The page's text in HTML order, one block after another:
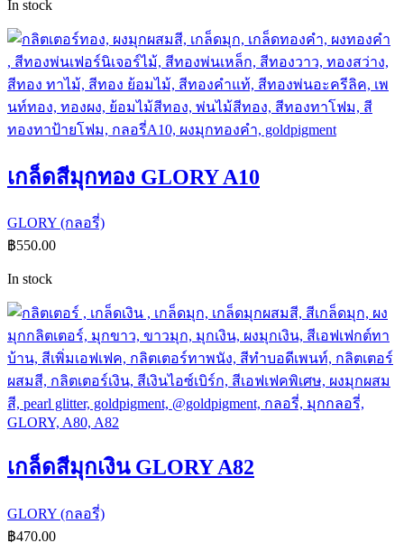
In stock
เกล็ดสีมุกทอง GLORY A10
GLORY (กลอรี่)
฿550.00
In stock
เกล็ดสีมุกเงิน GLORY A82
GLORY (กลอรี่)
฿470.00